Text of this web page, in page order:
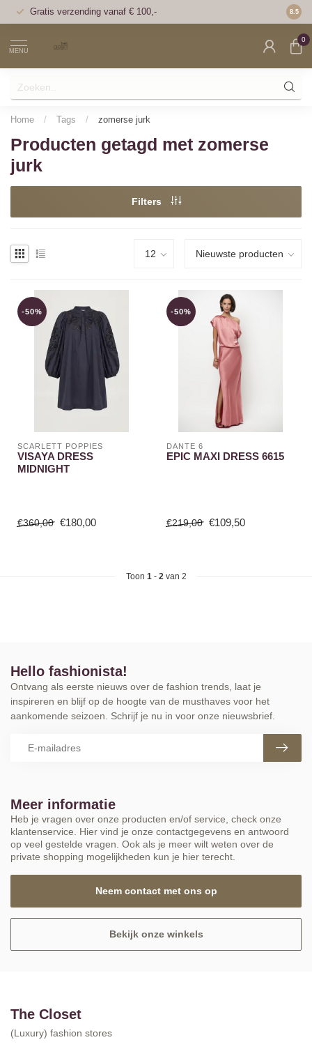
Gratis verzending vanaf € 100,- Voor
8.5
MENU
0
Home / Tags / zomerse jurk
Producten getagd met zomerse
jurk
Filters
-50%
SCARLETT POPPIES
VISAYA DRESS
MIDNIGHT
€360,00 €180,00
-50%
DANTE 6
EPIC MAXI DRESS 6615
€219,00 €109,50
Toon 1- 2van 2
Meer informatie
Heb je vragen over onze producten en/of service, check onze
klantenservice. Hier vind je onze contactgegevens en antwoord
op veel gestelde vragen. Ook als je meer wilt weten over de
private shopping mogelijkheden kun je hier terecht.
Neem contact met ons op
Bekijk onze winkels
Hello fashionista!
Ontvang als eerste nieuws over de fashion trends, laat je
inspireren en blijf op de hoogte van de musthaves voor het
aankomende seizoen. Schrijf je nu in voor onze nieuwsbrief.
The Closet
(Luxury) fashion stores